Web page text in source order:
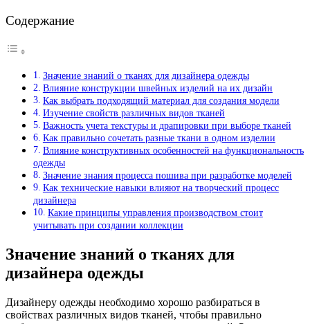
Содержание
Значение знаний о тканях для дизайнера одежды
Влияние конструкции швейных изделий на их дизайн
Как выбрать подходящий материал для создания модели
Изучение свойств различных видов тканей
Важность учета текстуры и драпировки при выборе тканей
Как правильно сочетать разные ткани в одном изделии
Влияние конструктивных особенностей на функциональность
одежды
Значение знания процесса пошива при разработке моделей
Как технические навыки влияют на творческий процесс
дизайнера
Какие принципы управления производством стоит
учитывать при создании коллекции
Значение знаний о тканях для
дизайнера одежды
Дизайнеру одежды необходимо хорошо разбираться в
свойствах различных видов тканей, чтобы правильно